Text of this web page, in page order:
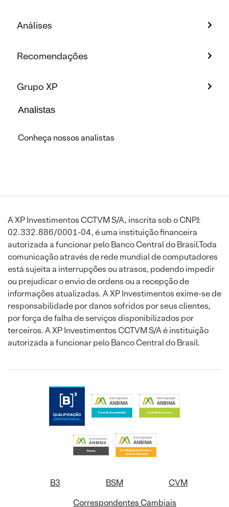
Análises
Recomendações
Grupo XP
Analistas
Conheça nossos analistas
A XP Investimentos CCTVM S/A, inscrita sob o CNPJ:
02.332.886/0001-04, é uma instituição financeira
autorizada a funcionar pelo Banco Central do Brasil.Toda
comunicação através de rede mundial de computadores
está sujeita a interrupções ou atrasos, podendo impedir
ou prejudicar o envio de ordens ou a recepção de
informações atualizadas. A XP Investimentos exime-se de
responsabilidade por danos sofridos por seus clientes,
por força de falha de serviços disponibilizados por
terceiros. A XP Investimentos CCTVM S/A é instituição
autorizada a funcionar pelo Banco Central do Brasil.
B3 BSM
CVM
Correspondentes Cambiais